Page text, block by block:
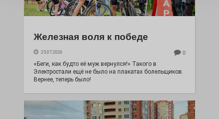
Железная воля к победе
25.07.2026 0
«Беги, как будто её муж вернулся!» Такого в
Электростали ещё не было на плакатах болельщиков.
Вернее, теперь было!